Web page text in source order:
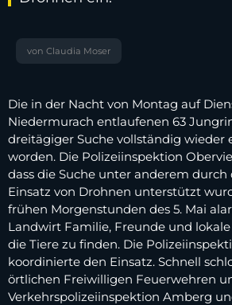
von Claudia Moser
Die in der Nacht von Montag auf
Niedermurach entlaufenen 63
dreitägiger Suche vollständig wieder
worden. Die Polizeiinspektion
dass die Suche unter anderem durch
Einsatz von Drohnen unterstützt
frühen Morgenstunden des 5. Mai
Landwirt Familie, Freunde und
die Tiere zu finden. Die
koordinierte den Einsatz. Schnell
örtlichen Freiwilligen Feuerwehren
Verkehrspolizeiinspektion Amberg